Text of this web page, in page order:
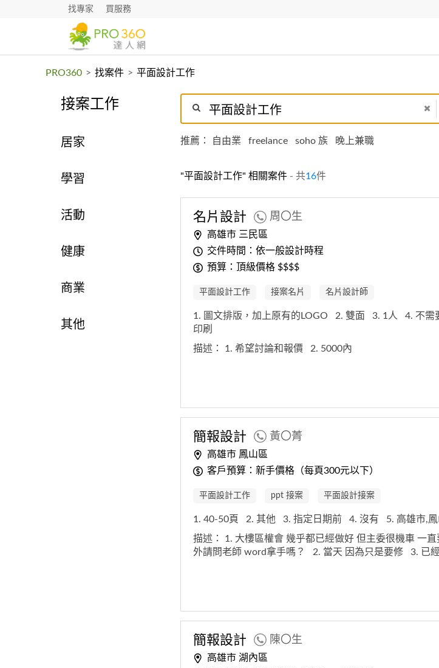
找專家 買服務
PRO360 > 找案件 > 平面設計工作
接案工作
居家
學習
活動
健康
商業
其他
推薦： 自由業 freelance soho 族 晚上兼職
"平面設計工作" 相關案件- 共16件
名片 設計 周〇生
高雄市 三民區
交件時間：依一般設計時程
預算：頂級價格 $$$$
平面設計工作 接案名片 名片設計師
1. 圖文排版，加上原有的LOGO 2. 雙面 3. 1人 4. 不需
印刷
描述： 1. 希望討論和報價 2. 5000內
簡報設計 黃〇菁
高雄市 鳳山區
客戶預算：新手價格（每頁300元以下）
平面設計工作 ppt 接案 平面設計接案
1. 40-50頁 2. 其他 3. 指定日期前 4. 沒有
5. 高雄市,
描述： 1. 大樓區權會 幾乎都已經做好 但主委很機車 一
外請問老師 word拿手嗎？
2. 當天 因為只是要修 3. 已
簡報設計 陳〇生
高雄市 湖內區